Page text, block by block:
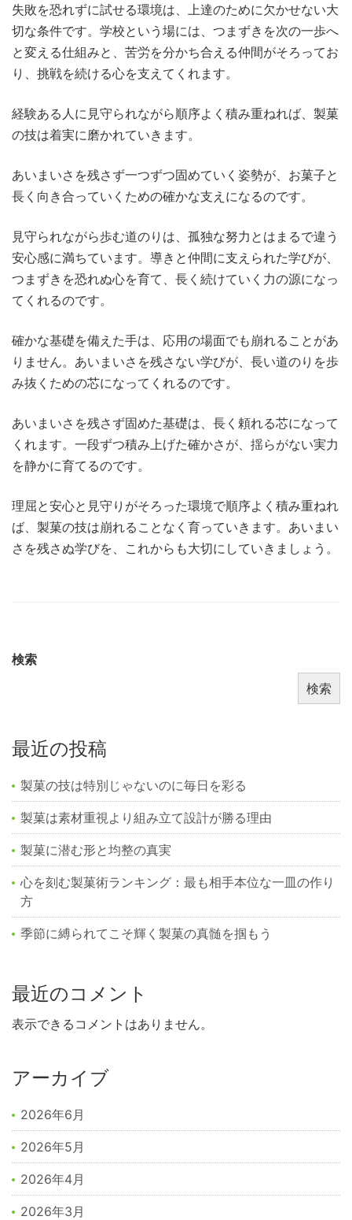
失敗を恐れずに試せる環境は、上達のために欠かせない大
切な条件です。学校という場には、つまずきを次の一歩へ
と変える仕組みと、苦労を分かち合える仲間がそろってお
り、挑戦を続ける心を支えてくれます。
経験ある人に見守られながら順序よく積み重ねれば、製菓
の技は着実に磨かれていきます。
あいまいさを残さず一つずつ固めていく姿勢が、お菓子と
長く向き合っていくための確かな支えになるのです。
見守られながら歩む道のりは、孤独な努力とはまるで違う
安心感に満ちています。導きと仲間に支えられた学びが、
つまずきを恐れぬ心を育て、長く続けていく力の源になっ
てくれるのです。
確かな基礎を備えた手は、応用の場面でも崩れることがあ
りません。あいまいさを残さない学びが、長い道のりを歩
み抜くための芯になってくれるのです。
あいまいさを残さず固めた基礎は、長く頼れる芯になって
くれます。一段ずつ積み上げた確かさが、揺らがない実力
を静かに育てるのです。
理屈と安心と見守りがそろった環境で順序よく積み重ねれ
ば、製菓の技は崩れることなく育っていきます。あいまい
さを残さぬ学びを、これからも大切にしていきましょう。
検索
検索
最近の投稿
製菓の技は特別じゃないのに毎日を彩る
製菓は素材重視より組み立て設計が勝る理由
製菓に潜む形と均整の真実
心を刻む製菓術ランキング：最も相手本位な一皿の作り
方
季節に縛られてこそ輝く製菓の真髄を掴もう
最近のコメント
表示できるコメントはありません。
アーカイブ
2026年6月
2026年5月
2026年4月
2026年3月